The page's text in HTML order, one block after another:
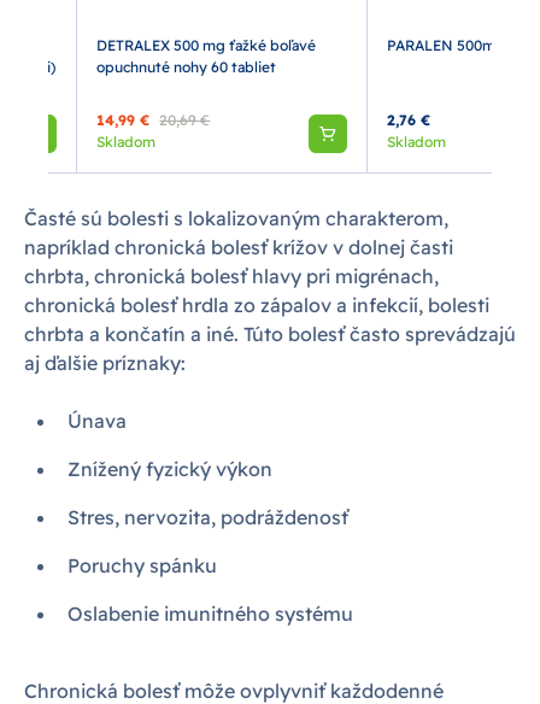
DETRALEX 500 mg ťažké boľavé
opuchnuté nohy 60 tabliet
14,99 € 20,69 €
Skladom
PARALEN 500mg, 24
2,76 €
Skladom
Časté sú bolesti s lokalizovaným charakterom,
napríklad chronická bolesť krížov v dolnej časti
chrbta, chronická bolesť hlavy pri migrénach,
chronická bolesť hrdla zo zápalov a infekcií, bolesti
chrbta a končatín a iné. Túto bolesť často sprevádzajú
aj ďalšie príznaky:
Únava
Znížený fyzický výkon
Stres, nervozita, podráždenosť
Poruchy spánku
Oslabenie imunitného systému
Chronická bolesť môže ovplyvniť každodenné